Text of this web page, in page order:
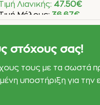
Λιανικής: 47.50€
Μέλους: 36.67€
στόχους σας!
τους με τα σωστά
υποστήριξη για